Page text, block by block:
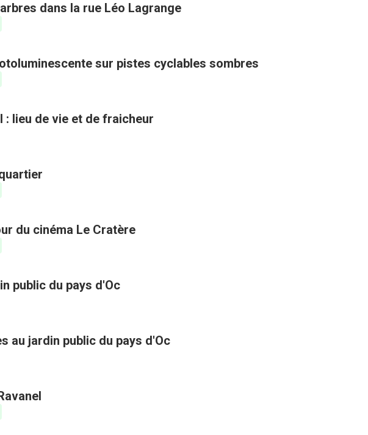
dans la rue Léo Lagrange
sur pistes cyclables sombres
: lieu de vie et de fraicheur
du cinéma Le Cratère
public du pays d'Oc
au jardin public du pays d'Oc
Ravanel